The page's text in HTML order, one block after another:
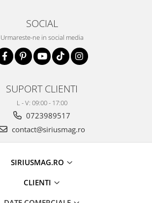
SOCIAL
Urmareste-ne in social media
SUPORT CLIENTI
L - V: 09:00 - 17:00
0723989517
contact@siriusmag.ro
SIRIUSMAG.RO
CLIENTI